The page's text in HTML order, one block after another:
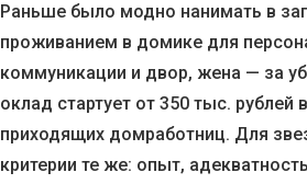
Раньше было модно нанимать в
проживанием в домике для
коммуникации и двор, жена — за
оклад стартует от 350 тыс.
приходящих домработниц. Для
критерии те же: опыт,